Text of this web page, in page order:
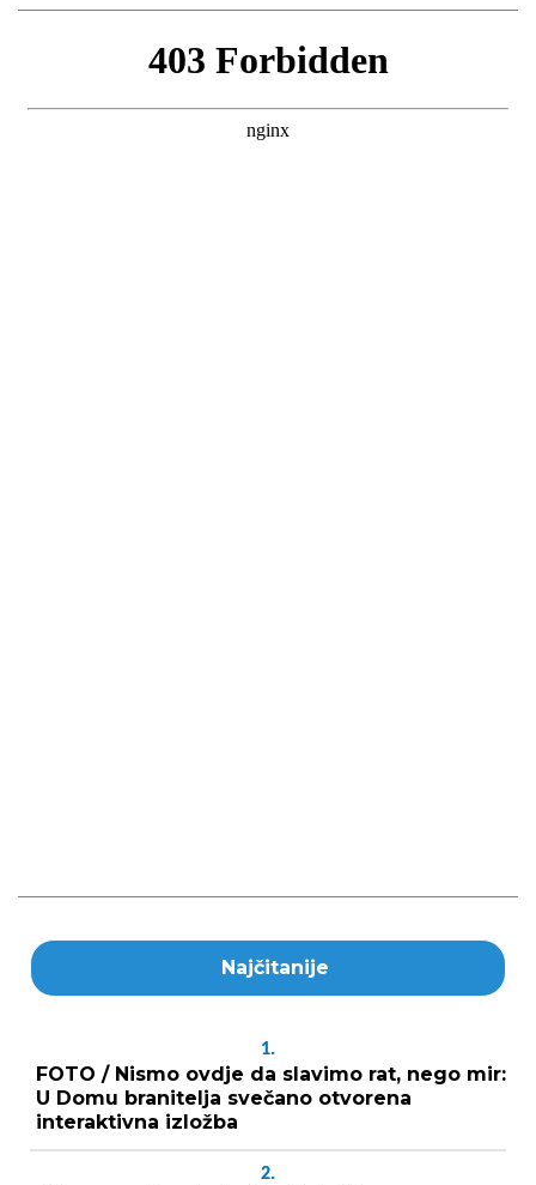
Najčitanije
1.
FOTO / Nismo ovdje da slavimo rat, nego mir:
U Domu branitelja svečano otvorena
interaktivna izložba
2.